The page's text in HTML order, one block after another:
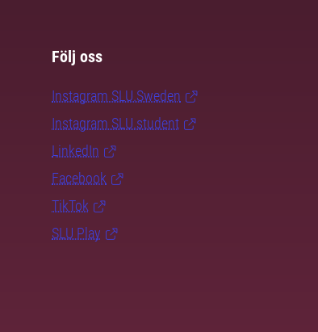
Följ oss
Instagram SLU.Sweden
Instagram SLU.student
LinkedIn
Facebook
TikTok
SLU Play